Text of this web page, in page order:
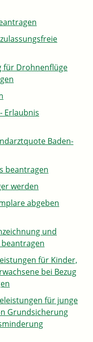
für Drohnenflüge
Erlaubnis
Baden-
beantragen
werden
abgeben
und
für Kinder,
bei Bezug
für junge
Grundsicherung